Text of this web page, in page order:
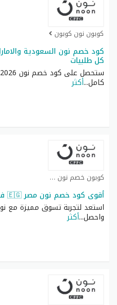
كوبون نون كوبون
كل طلبيات
كامل...أكثر
كوبون خصم نون كوبون
أقوى كود خصم نون مصر 🇪🇬 فعال على جميع المشتريات
واحصل...أكثر